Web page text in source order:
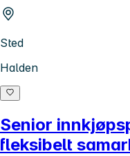
Sted
Halden
Senior
fleksibelt